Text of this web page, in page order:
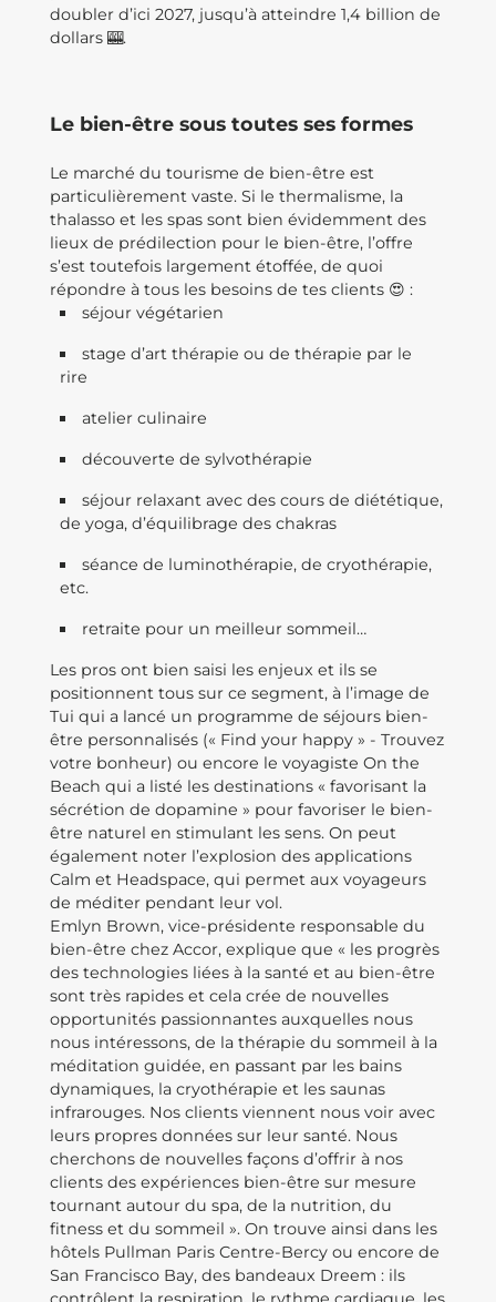
doubler d’ici 2027, jusqu’à atteindre 1,4 billion de
dollars 🎰.
Le bien-être sous toutes ses formes
Le marché du tourisme de bien-être est
particulièrement vaste. Si le thermalisme, la
thalasso et les spas sont bien évidemment des
lieux de prédilection pour le bien-être, l’offre
s’est toutefois largement étoffée, de quoi
répondre à tous les besoins de tes clients 😍 :
séjour végétarien
stage d’art thérapie ou de thérapie par le
rire
atelier culinaire
découverte de sylvothérapie
séjour relaxant avec des cours de diététique,
de yoga, d’équilibrage des chakras
séance de luminothérapie, de cryothérapie,
etc.
retraite pour un meilleur sommeil…
Les pros ont bien saisi les enjeux et ils se
positionnent tous sur ce segment, à l’image de
Tui qui a lancé un programme de séjours bien-
être personnalisés (« Find your happy » - Trouvez
votre bonheur) ou encore le voyagiste On the
Beach qui a listé les destinations « favorisant la
sécrétion de dopamine » pour favoriser le bien-
être naturel en stimulant les sens. On peut
également noter l’explosion des applications
Calm et Headspace, qui permet aux voyageurs
de méditer pendant leur vol.
Emlyn Brown, vice-présidente responsable du
bien-être chez Accor, explique que « les progrès
des technologies liées à la santé et au bien-être
sont très rapides et cela crée de nouvelles
opportunités passionnantes auxquelles nous
nous intéressons, de la thérapie du sommeil à la
méditation guidée, en passant par les bains
dynamiques, la cryothérapie et les saunas
infrarouges. Nos clients viennent nous voir avec
leurs propres données sur leur santé. Nous
cherchons de nouvelles façons d’offrir à nos
clients des expériences bien-être sur mesure
tournant autour du spa, de la nutrition, du
fitness et du sommeil ». On trouve ainsi dans les
hôtels Pullman Paris Centre-Bercy ou encore de
San Francisco Bay, des bandeaux Dreem : ils